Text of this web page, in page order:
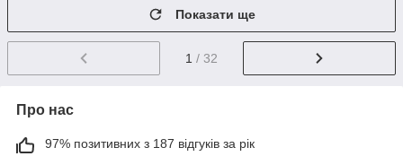
Показати ще
1 / 32
Про нас
97% позитивних з 187 відгуків за рік